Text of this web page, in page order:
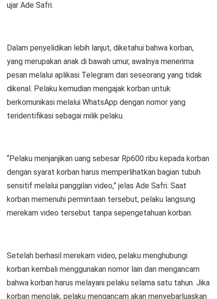
ujar Ade Safri.
Dalam penyelidikan lebih lanjut, diketahui bahwa korban,
yang merupakan anak di bawah umur, awalnya menerima
pesan melalui aplikasi Telegram dari seseorang yang tidak
dikenal. Pelaku kemudian mengajak korban untuk
berkomunikasi melalui WhatsApp dengan nomor yang
teridentifikasi sebagai milik pelaku.
“Pelaku menjanjikan uang sebesar Rp600 ribu kepada korban
dengan syarat korban harus memperlihatkan bagian tubuh
sensitif melalui panggilan video,” jelas Ade Safri. Saat
korban memenuhi permintaan tersebut, pelaku langsung
merekam video tersebut tanpa sepengetahuan korban.
Setelah berhasil merekam video, pelaku menghubungi
korban kembali menggunakan nomor lain dan mengancam
bahwa korban harus melayani pelaku selama satu tahun. Jika
korban menolak, pelaku mengancam akan menyebarluaskan